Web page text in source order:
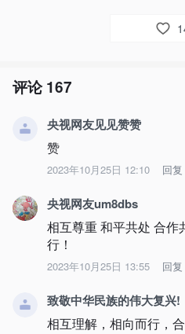
评论167
央视网友见见赞赞
赞
2023年10月25日 12:10 回复
央视网友um8dbs
相互尊重 和平共处 合作
行！
2023年10月25日 13:55 回复
致敬中华民族的伟大复兴!
相互理解，相向而行，